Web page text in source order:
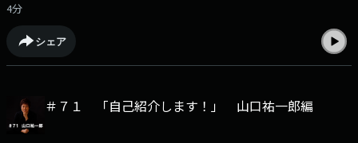
豪華出演者の「収録後の声」を収録！アフタートークとして番組の裏話や
役作りに付いてなど様々なエピソードをお届けします。本編はKBCラジオ
で毎週月曜日ごご6時30分から放送！（日曜あさ７時３０分から再放送）
今回の登場は高田べんさんです。
4分
シェア
＃７１ 「自己紹介します！」 山口祐一郎編